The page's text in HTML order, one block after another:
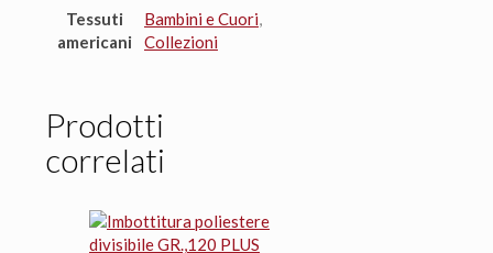
Tessuti
americani
Bambini e Cuori,
Collezioni
Prodotti
correlati